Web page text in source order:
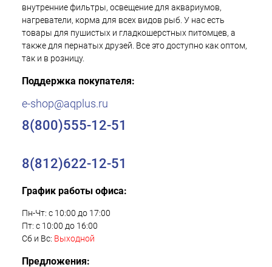
внутренние фильтры, освещение для аквариумов,
нагреватели, корма для всех видов рыб. У нас есть
товары для пушистых и гладкошерстных питомцев, а
также для пернатых друзей. Все это доступно как оптом,
так и в розницу.
Поддержка покупателя:
e-shop@aqplus.ru
8(800)555-12-51
8(812)622-12-51
График работы офиса:
Пн-Чт: с 10:00 до 17:00
Пт: с 10:00 до 16:00
Сб и Вс: Выходной
Предложения: